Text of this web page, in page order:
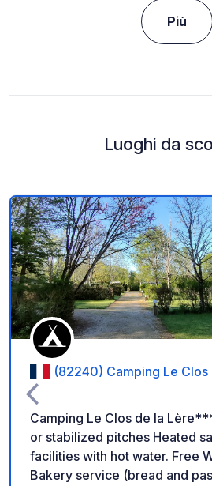
Più
Luoghi da
(82240) Camping Le Clos
Camping Le Clos de la
or stabilized pitches Heated
facilities with hot water. Free
Bakery service (bread and